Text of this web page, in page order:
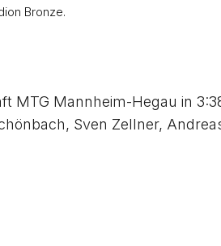
Bronze.
Mannheim-Hegau in
Sven Zellner,